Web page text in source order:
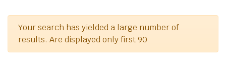
Your search has yielded a large number of
results. Are displayed only first 90